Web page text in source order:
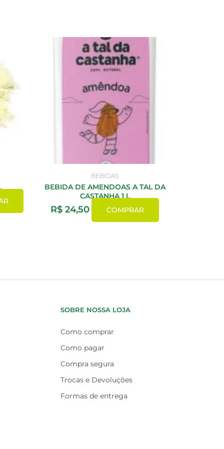
BEBIDAS
BEBIDA DE AMENDOAS A TAL DA
CASTANHA 1 L
R$ 24,50 COMPRAR
SOBRE NOSSA LOJA
Como comprar
Como pagar
Compra segura
Trocas e Devoluções
Formas de entrega